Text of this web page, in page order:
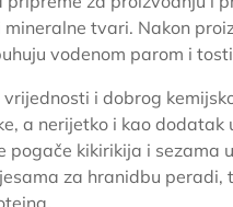
tvari. Nakon
vodenom parom i
i dobrog
a nerijetko i kao
pogače kikirikija i
za hranidbu